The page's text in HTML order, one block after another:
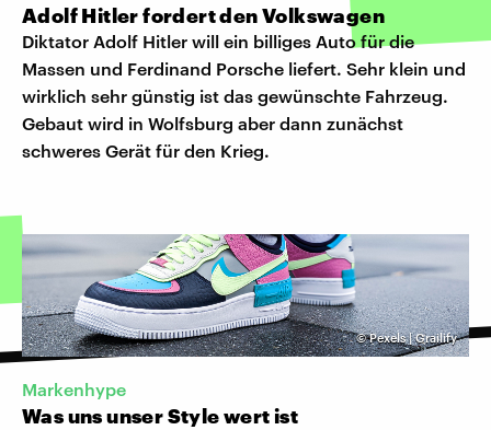
Adolf Hitler fordert den Volkswagen
Diktator Adolf Hitler will ein billiges Auto für die
Massen und Ferdinand Porsche liefert. Sehr klein und
wirklich sehr günstig ist das gewünschte Fahrzeug.
Gebaut wird in Wolfsburg aber dann zunächst
schweres Gerät für den Krieg.
©Pexels | Grailify
Markenhype
Was uns unser Style wert ist